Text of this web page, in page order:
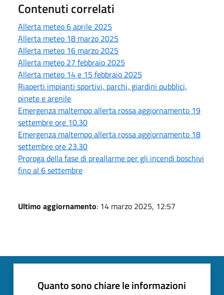
Contenuti correlati
Allerta meteo 6 aprile 2025
Allerta meteo 18 marzo 2025
Allerta meteo 16 marzo 2025
Allerta meteo 27 febbraio 2025
Allerta meteo 14 e 15 febbraio 2025
Riaperti impianti sportivi, parchi, giardini pubblici,
pinete e arenile
Emergenza maltempo allerta rossa aggiornamento 19
settembre ore 10.30
Emergenza maltempo allerta rossa aggiornamento 18
settembre ore 23.30
Proroga della fase di preallarme per gli incendi boschivi
fino al 6 settembre
Ultimo aggiornamento: 14 marzo 2025, 12:57
Quanto sono chiare le informazioni